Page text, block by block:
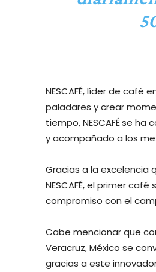
NESCAFÉ, líder de café
paladares y crear
tiempo, NESCAFÉse ha
y acompañado a los
Gracias a la excelencia
NESCAFÉ, el primer
compromiso con el
Cabe mencionar que
Veracruz, México se
gracias a este